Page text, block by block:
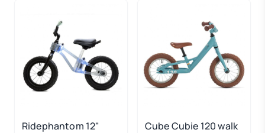
Ridephantom 12"
Cube Cubie 120 walk